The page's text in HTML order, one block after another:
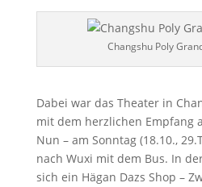
Changshu Poly
Dabei war das Theater in
mit dem herzlichen Empfang
Nun – am Sonntag (18.10.,
nach Wuxi mit dem Bus. In
sich ein Hägan Dazs Shop –